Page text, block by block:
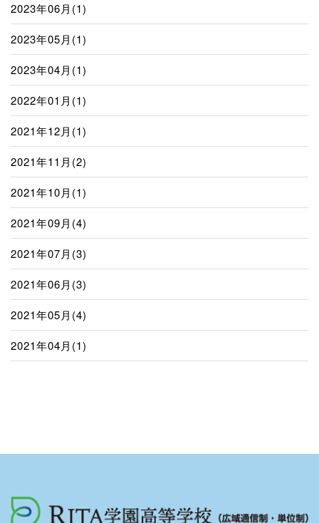
2023年06月(1)
2023年05月(1)
2023年04月(1)
2022年01月(1)
2021年12月(1)
2021年11月(2)
2021年10月(1)
2021年09月(4)
2021年07月(3)
2021年06月(3)
2021年05月(4)
2021年04月(1)